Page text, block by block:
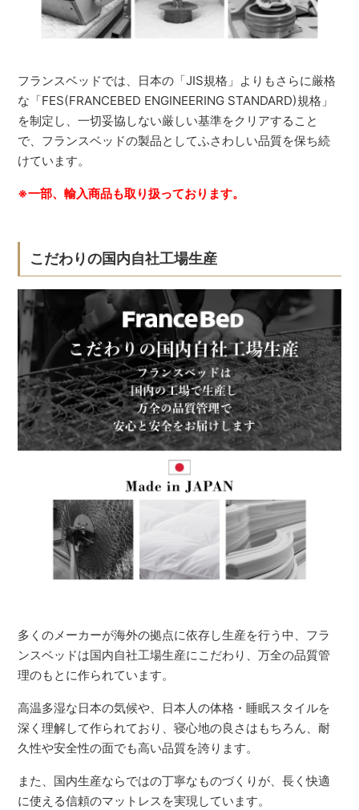
フランスベッドでは、日本の「JIS規格」よりもさらに厳格
な「FES(FRANCEBED ENGINEERING STANDARD)規格」
を制定し、一切妥協しない厳しい基準をクリアすること
で、フランスベッドの製品としてふさわしい品質を保ち続
けています。
※一部、輸入商品も取り扱っております。
こだわりの国内自社工場生産
多くのメーカーが海外の拠点に依存し生産を行う中、フラ
ンスベッドは国内自社工場生産にこだわり、万全の品質管
理のもとに作られています。
高温多湿な日本の気候や、日本人の体格・睡眠スタイルを
深く理解して作られており、寝心地の良さはもちろん、耐
久性や安全性の面でも高い品質を誇ります。
また、国内生産ならではの丁寧なものづくりが、長く快適
に使える信頼のマットレスを実現しています。